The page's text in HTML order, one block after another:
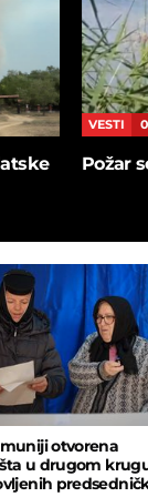
VESTI
Požar
otvorena
u drugom